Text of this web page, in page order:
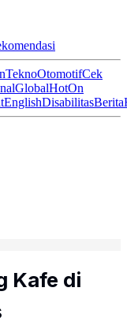
TeknoOtomotifCek
GlobalHotOn
EnglishDisabilitasBerita
Kafe di